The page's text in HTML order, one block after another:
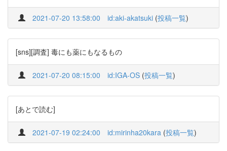
2021-07-20 13:58:00 id:aki-akatsuki (投稿一覧)
[sns][調査] 毒にも薬にもなるもの
2021-07-20 08:15:00 id:IGA-OS (投稿一覧)
[あとで読む]
2021-07-19 02:24:00 id:mirinha20kara (投稿一覧)